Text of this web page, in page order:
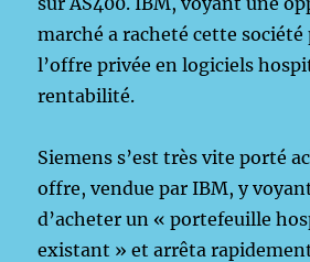
marché a racheté cette société
l’offre privée en logiciels
rentabilité.
Siemens s’est très vite porté
offre, vendue par IBM, y
d’acheter un « portefeuille
existant » et arrêta